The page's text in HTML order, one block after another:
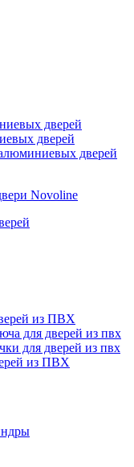
дверей
дверей
дверей
Novoline
из ПВХ
для дверей из пвх
для дверей из пвх
из ПВХ